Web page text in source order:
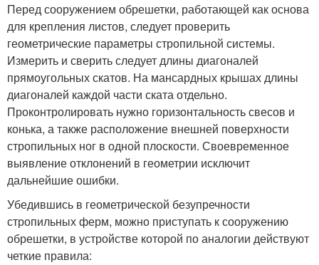
Перед сооружением обрешетки, работающей как основа
для крепления листов, следует проверить
геометрические параметры стропильной системы.
Измерить и сверить следует длины диагоналей
прямоугольных скатов. На мансардных крышах длины
диагоналей каждой части ската отдельно.
Проконтролировать нужно горизонтальность свесов и
конька, а также расположение внешней поверхности
стропильных ног в одной плоскости. Своевременное
выявление отклонений в геометрии исключит
дальнейшие ошибки.
Убедившись в геометрической безупречности
стропильных ферм, можно приступать к сооружению
обрешетки, в устройстве которой по аналогии действуют
четкие правила: